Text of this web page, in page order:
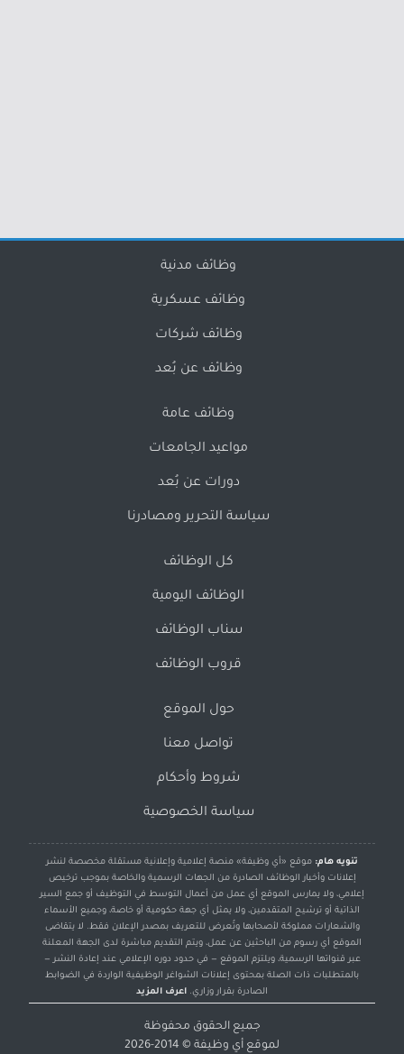
وظائف مدنية
وظائف عسكرية
وظائف شركات
وظائف عن بُعد
وظائف عامة
مواعيد الجامعات
دورات عن بُعد
سياسة التحرير ومصادرنا
كل الوظائف
الوظائف اليومية
سناب الوظائف
قروب الوظائف
حول الموقع
تواصل معنا
شروط وأحكام
سياسة الخصوصية
تنويه هام: موقع «أي وظيفة» منصة إعلامية وإعلانية مستقلة مخصصة لنشر
إعلانات وأخبار الوظائف الصادرة من الجهات الرسمية والخاصة بموجب ترخيص
إعلامي، ولا يمارس الموقع أي عمل من أعمال التوسط في التوظيف أو جمع السير
الذاتية أو ترشيح المتقدمين، ولا يمثل أي جهة حكومية أو خاصة، وجميع الأسماء
والشعارات مملوكة لأصحابها وتُعرض للتعريف بمصدر الإعلان فقط. لا يتقاضى
الموقع أي رسوم من الباحثين عن عمل، ويتم التقديم مباشرة لدى الجهة المعلنة
عبر قنواتها الرسمية، ويلتزم الموقع — في حدود دوره الإعلامي عند إعادة النشر —
بالمتطلبات ذات الصلة بمحتوى إعلانات الشواغر الوظيفية الواردة في الضوابط
الصادرة بقرار وزاري. اعرف المزيد
جميع الحقوق محفوظة
لموقع أي وظيفة © 2014-2026